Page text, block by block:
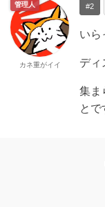
#2
いら
ディ
集ま
とで
管理人
カネ重がイイ